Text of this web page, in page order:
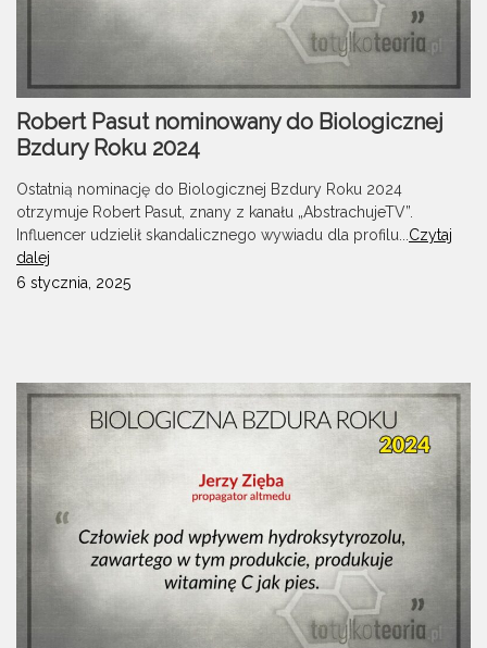
Robert Pasut nominowany do Biologicznej
Bzdury Roku 2024
Ostatnią nominację do Biologicznej Bzdury Roku 2024
otrzymuje Robert Pasut, znany z kanału „AbstrachujeTV”.
Influencer udzielił skandalicznego wywiadu dla profilu... Czytaj
dalej
6 stycznia, 2025